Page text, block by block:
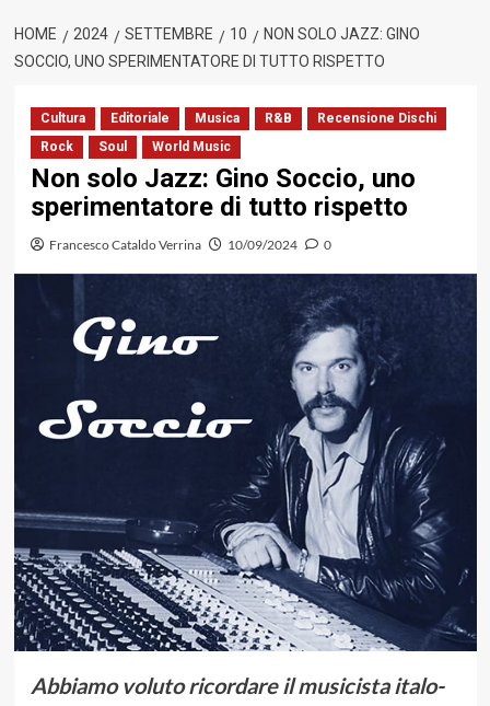
HOME 2024 SETTEMBRE 10
NON SOLO JAZZ: GINO
SOCCIO, UNO SPERIMENTATORE DI TUTTO RISPETTO
Cultura Editoriale Musica R&B
Recensione Dischi
Rock
Soul World Music
Non solo Jazz: Gino Soccio, uno
sperimentatore di tutto rispetto
Francesco Cataldo Verrina 10/09/2024 0
Abbiamo voluto ricordare il musicista italo-